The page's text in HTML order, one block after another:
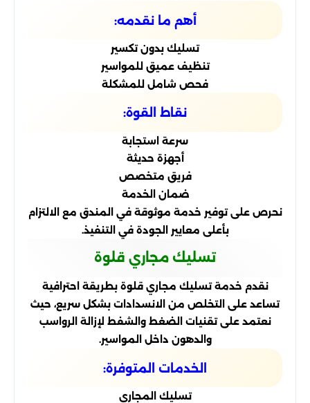
أهم ما نقدمه:
تسليك بدون تكسير
تنظيف عميق للمواسير
فحص شامل للمشكلة
نقاط القوة:
سرعة استجابة
أجهزة حديثة
فريق متخصص
ضمان الخدمة
نحرص على توفير خدمة موثوقة في المندق مع الالتزام
بأعلى معايير الجودة في التنفيذ.
تسليك مجاري قلوة
نقدم خدمة تسليك مجاري قلوة بطريقة احترافية
تساعد على التخلص من الانسدادات بشكل سريع، حيث
نعتمد على تقنيات الضغط والشفط لإزالة الرواسب
والدهون داخل المواسير.
الخدمات المتوفرة:
تسليك المجاري